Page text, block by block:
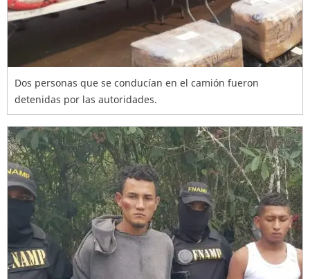
Dos personas que se conducían en el camión fueron
detenidas por las autoridades.